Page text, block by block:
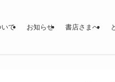
いて お知らせ 書店さまへ